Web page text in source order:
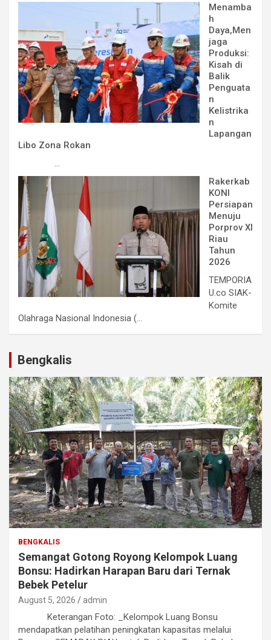
Menamba
h
Daya,Men
jaga
Produksi:
Kisah di
Balik
Penguata
n
Kelistrika
n
Lapangan
Libo Zona Rokan
Rakerkab
KONI
Persiapan
Menuju
Porprov XI
Riau
Tahun
2026
TEMPORIA
U.co SIAK-
Komite
Olahraga Nasional Indonesia (...
Bengkalis
BENGKALIS
Semangat Gotong Royong Kelompok Luang
Bonsu: Hadirkan Harapan Baru dari Ternak
Bebek Petelur
August 5, 2026 admin
Keterangan Foto: _Kelompok Luang Bonsu
mendapatkan pelatihan peningkatan kapasitas melalui